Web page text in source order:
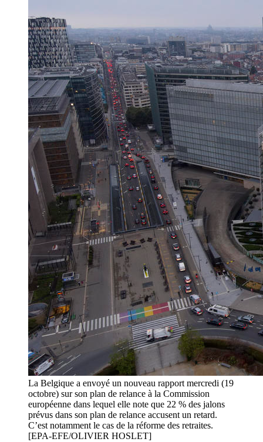
La Belgique a envoyé un nouveau rapport mercredi (19
octobre) sur son plan de relance à la Commission
européenne dans lequel elle note que 22 % des jalons
prévus dans son plan de relance accusent un retard.
C’est notamment le cas de la réforme des retraites.
[EPA-EFE/OLIVIER HOSLET]